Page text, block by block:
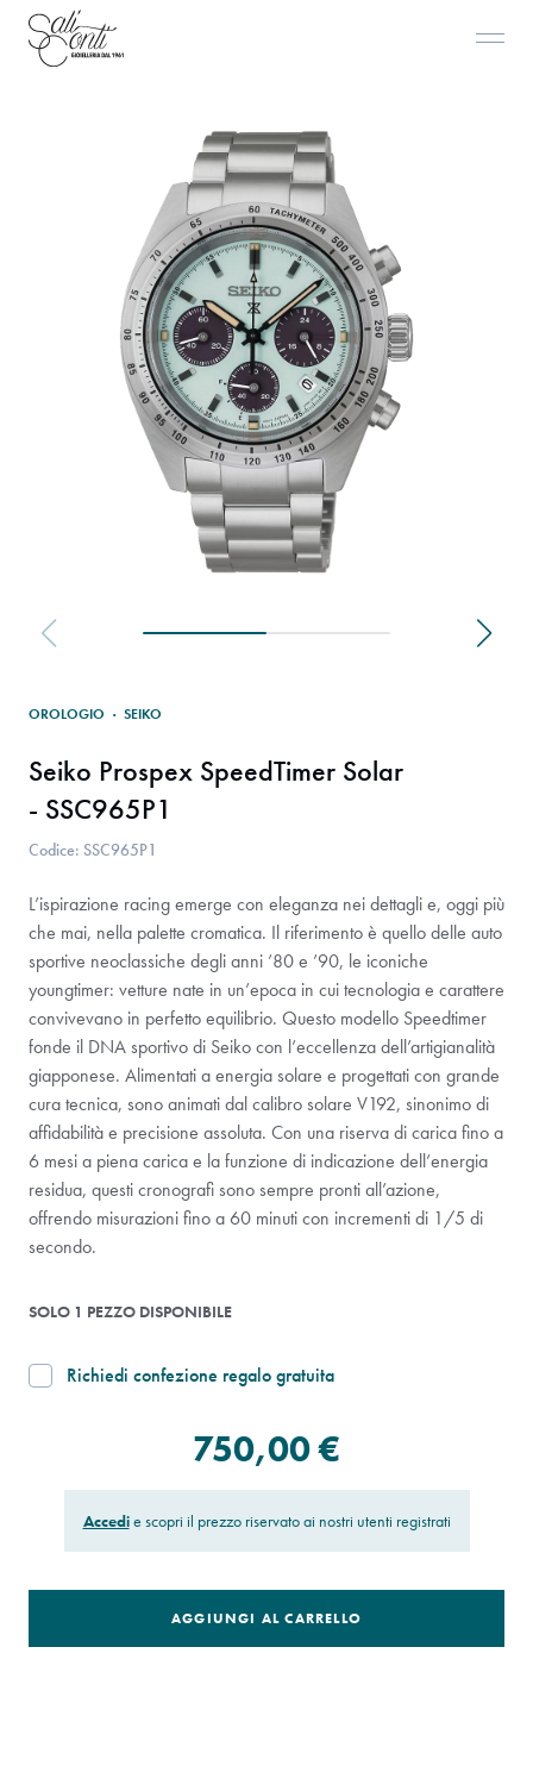
OROLOGIO · SEIKO
Seiko Prospex SpeedTimer Solar
- SSC965P1
Codice: SSC965P1
L’ispirazione racing emerge con eleganza nei dettagli e, oggi più
che mai, nella palette cromatica. Il riferimento è quello delle auto
sportive neoclassiche degli anni ’80 e ’90, le iconiche
youngtimer: vetture nate in un’epoca in cui tecnologia e carattere
convivevano in perfetto equilibrio. Questo modello Speedtimer
fonde il DNA sportivo di Seiko con l’eccellenza dell’artigianalità
giapponese. Alimentati a energia solare e progettati con grande
cura tecnica, sono animati dal calibro solare V192, sinonimo di
affidabilità e precisione assoluta. Con una riserva di carica fino a
6 mesi a piena carica e la funzione di indicazione dell’energia
residua, questi cronografi sono sempre pronti all’azione,
offrendo misurazioni fino a 60 minuti con incrementi di 1/5 di
secondo.
SOLO 1 PEZZO DISPONIBILE
Richiedi confezione regalo gratuita
750,00 €
Accedie scopri il prezzo riservato ai nostri utenti registrati
AGGIUNGI AL CARRELLO